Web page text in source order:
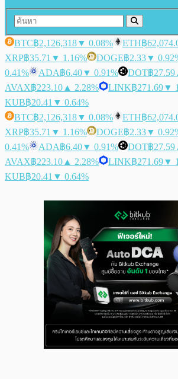
BTC฿2,126,318▼ 0.08% ETH฿
XRP฿35.71 ▼ 1.16% DOGE฿2.33▼
0.41%
ADA฿6.40▼ 0.91% DOT฿27.59
AVAX฿223.10 ▲ 2.28% LINK฿271.69▼
KUB฿20.41 ▼ 0.64%
BTC฿2,126,318▼ 0.08% ETH฿
XRP฿35.71 ▼ 1.16% DOGE฿2.33▼
0.41%
ADA฿6.40▼ 0.91% DOT฿27.59
AVAX฿223.10 ▲ 2.28% LINK฿271.69▼
KUB฿20.41 ▼ 0.64%